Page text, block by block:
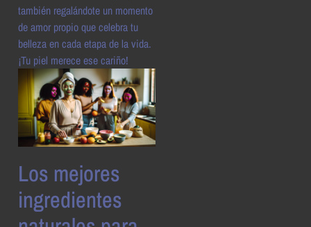
también regalándote un momento
de amor propio que celebra tu
belleza en cada etapa de la vida.
¡Tu piel merece ese cariño!
Los mejores
ingredientes